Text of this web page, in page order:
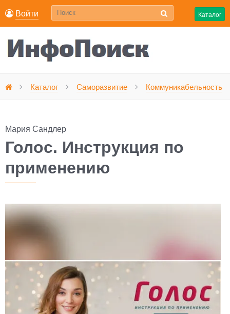
Войти Каталог
Каталог Саморазвитие Коммуникабельность
Мария Сандлер
Голос. Инструкция по
применению